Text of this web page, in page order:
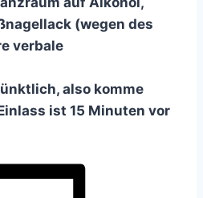
(wegen des
verbale
also komme
ist 15 Minuten vor